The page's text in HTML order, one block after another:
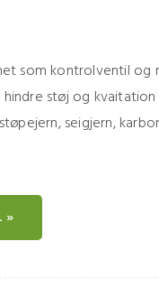
som kontrolventil og
støj og
seigjern,
»